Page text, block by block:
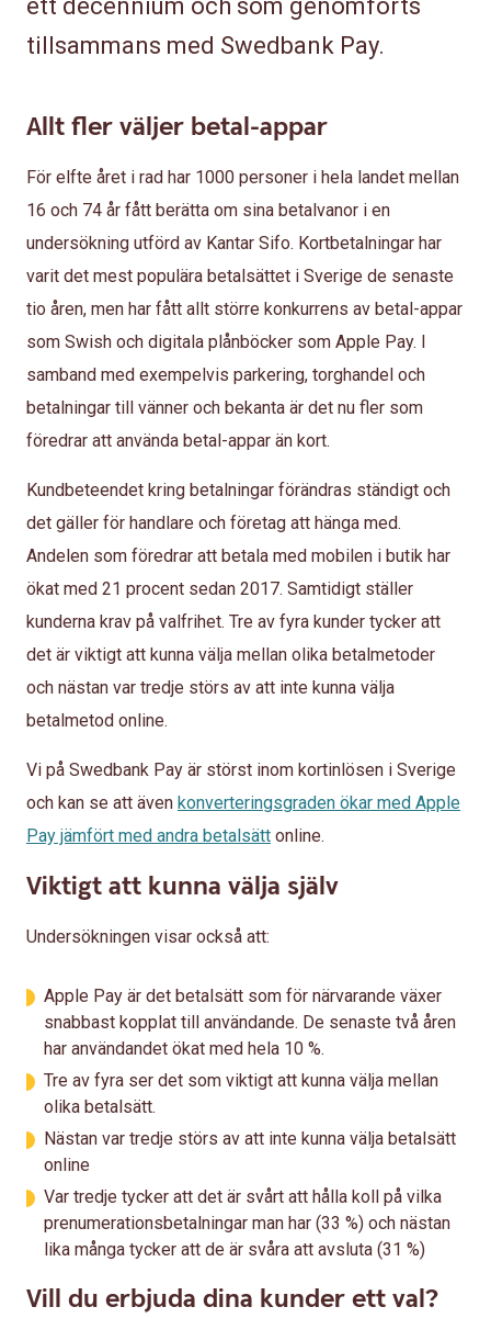
ett decennium och som genomförts
tillsammans med Swedbank Pay.
Allt fler väljer betal-appar
För elfte året i rad har 1000 personer i hela landet mellan
16 och 74 år fått berätta om sina betalvanor i en
undersökning utförd av Kantar Sifo. Kortbetalningar har
varit det mest populära betalsättet i Sverige de senaste
tio åren, men har fått allt större konkurrens av betal-appar
som Swish och digitala plånböcker som Apple Pay. I
samband med exempelvis parkering, torghandel och
betalningar till vänner och bekanta är det nu fler som
föredrar att använda betal-appar än kort.
Kundbeteendet kring betalningar förändras ständigt och
det gäller för handlare och företag att hänga med.
Andelen som föredrar att betala med mobilen i butik har
ökat med 21 procent sedan 2017. Samtidigt ställer
kunderna krav på valfrihet. Tre av fyra kunder tycker att
det är viktigt att kunna välja mellan olika betalmetoder
och nästan var tredje störs av att inte kunna välja
betalmetod online.
Vi på Swedbank Pay är störst inom kortinlösen i Sverige
och kan se att även konverteringsgraden ökar med Apple
Pay jämfört med andra betalsätt online.
Viktigt att kunna välja själv
Undersökningen visar också att:
Apple Pay är det betalsätt som för närvarande växer
snabbast kopplat till användande. De senaste två åren
har användandet ökat med hela 10 %.
Tre av fyra ser det som viktigt att kunna välja mellan
olika betalsätt.
Nästan var tredje störs av att inte kunna välja betalsätt
online
Var tredje tycker att det är svårt att hålla koll på vilka
prenumerationsbetalningar man har (33 %) och nästan
lika många tycker att de är svåra att avsluta (31 %)
Vill du erbjuda dina kunder ett val?